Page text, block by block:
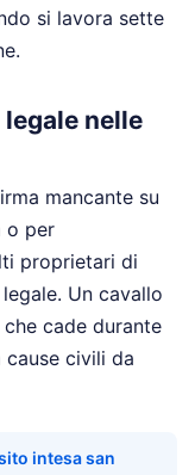
si lavora sette
nelle
mancante su
o per
proprietari di
Un cavallo
cade durante
civili da
intesa san